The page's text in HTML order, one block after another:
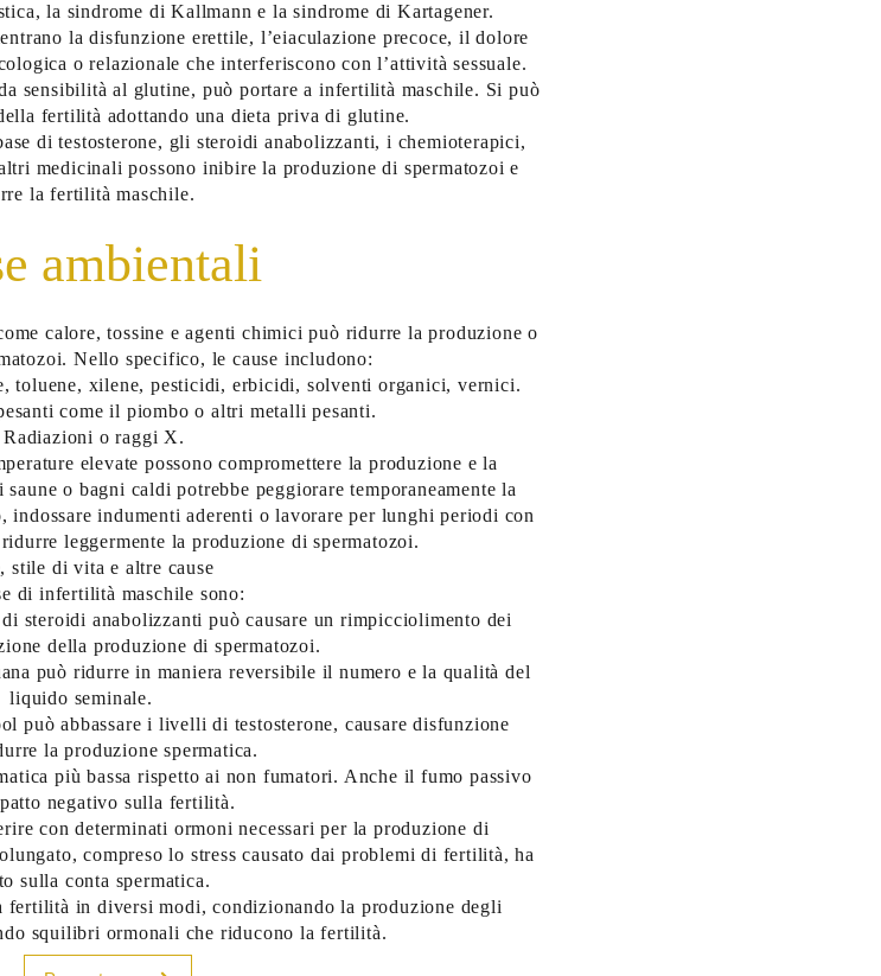
la sindrome di Kallmann e la sindrome di Kartagener.
la disfunzione erettile, l’eiaculazione precoce, il dolore
o relazionale che interferiscono con l’attività sessuale.
sensibilità al glutine, può portare a infertilità maschile. Si può
fertilità adottando una dieta priva di glutine.
di testosterone, gli steroidi anabolizzanti, i chemioterapici,
medicinali possono inibire la produzione di spermatozoi e
la fertilità maschile.
ambientali
calore, tossine e agenti chimici può ridurre la produzione o
Nello specifico, le cause includono:
toluene, xilene, pesticidi, erbicidi, solventi organici, vernici.
come il piombo o altri metalli pesanti.
Radiazioni o raggi X.
elevate possono compromettere la produzione e la
o bagni caldi potrebbe peggiorare temporaneamente la
indossare indumenti aderenti o lavorare per lunghi periodi con
leggermente la produzione di spermatozoi.
stile di vita e altre cause
di infertilità maschile sono:
steroidi anabolizzanti può causare un rimpicciolimento dei
della produzione di spermatozoi.
può ridurre in maniera reversibile il numero e la qualità del
liquido seminale.
può abbassare i livelli di testosterone, causare disfunzione
la produzione spermatica.
più bassa rispetto ai non fumatori. Anche il fumo passivo
negativo sulla fertilità.
con determinati ormoni necessari per la produzione di
compreso lo stress causato dai problemi di fertilità, ha
sulla conta spermatica.
fertilità in diversi modi, condizionando la produzione degli
squilibri ormonali che riducono la fertilità.